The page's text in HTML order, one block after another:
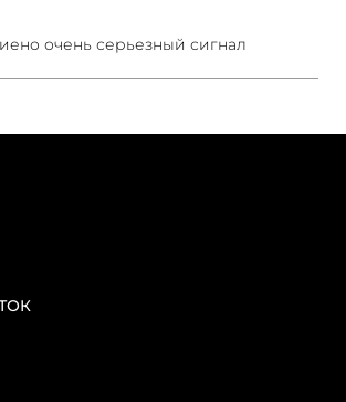
очень серьезный сигнал